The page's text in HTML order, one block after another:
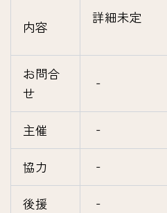
内容
詳細未定
お問合
せ
‐
主催 ‐
協力 ‐
後援 ‐